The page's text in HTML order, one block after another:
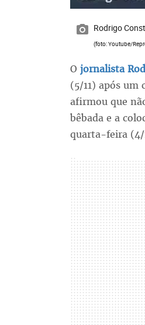
Rodrigo
(foto: Youtube/
O jornalista
(5/11) após
afirmou que
bêbada e a
quarta-feira (4/